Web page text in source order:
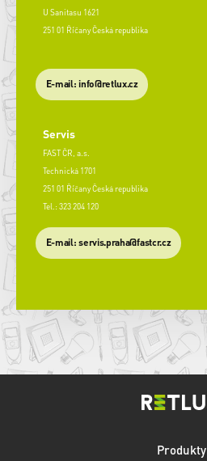
U Sanitasu 1621
251 01 Říčany Česká republika
E-mail: info@retlux.cz
Servis
FAST ČR, a.s.
Technická 1701
251 01 Říčany Česká republika
Tel.: 323 204 120
​E-mail: servis.praha@fastcr.cz
Produkty